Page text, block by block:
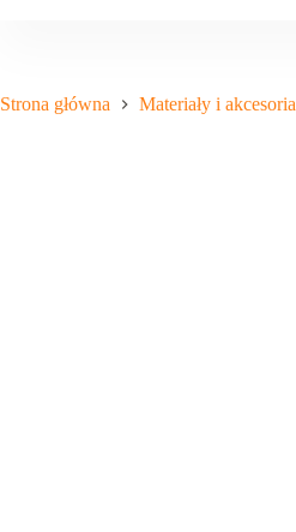
Strona główna Materiały i akcesoria